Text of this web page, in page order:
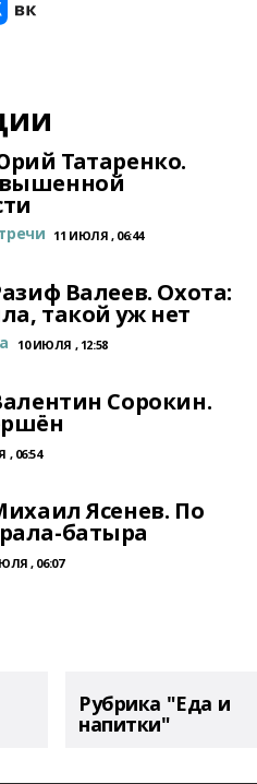
Татаренко.
11 ИЮЛЯ , 06:44
Валеев. Охота:
такой уж нет
10 ИЮЛЯ , 12:58
Сорокин.
06:54
Ясенев. По
батыра
, 06:07
Рубрика "Еда и
напитки"